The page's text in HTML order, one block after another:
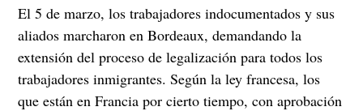
El 5 de marzo, los trabajadores indocumentados y sus
aliados marcharon en Bordeaux, demandando la
extensión del proceso de legalización para todos los
trabajadores inmigrantes. Según la ley francesa, los
que están en Francia por cierto tiempo, con aprobación